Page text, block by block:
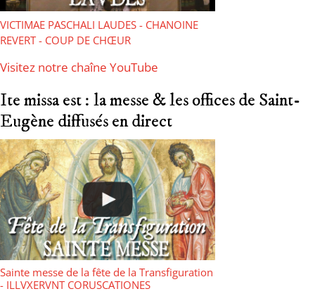
VICTIMAE PASCHALI LAUDES - CHANOINE
REVERT - COUP DE CHŒUR
Visitez notre chaîne YouTube
Ite missa est : la messe & les offices de Saint-
Eugène diffusés en direct
Sainte messe de la fête de la Transfiguration
- ILLVXERVNT CORUSCATIONES